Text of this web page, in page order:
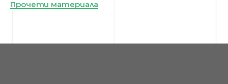
Прочети материала